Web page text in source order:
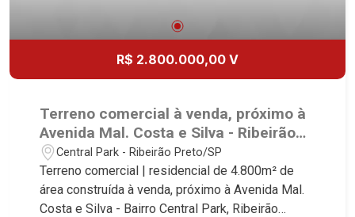
R$ 2.800.000,00 V
Terreno comercial à venda, próximo à
Avenida Mal. Costa e Silva - Ribeirão
Preto/SP.
Central Park - Ribeirão Preto/SP
Terreno comercial | residencial de 4.800m² de
área construída à venda, próximo à Avenida Mal.
Costa e Silva - Bairro Central Park, Ribeirão